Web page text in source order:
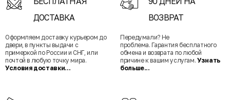
ДОСТАВКА
Оформляем доставку курьером до
двери, в пункты выдачи с
примеркой по России и СНГ, или
почтой в любую точку мира.
Условия доставки...
ВОЗВРАТ
Передумали? Не
проблема. Гарантия бесплатного
обмена и возврата по любой
причине к вашим услугам. Узнать
больше...